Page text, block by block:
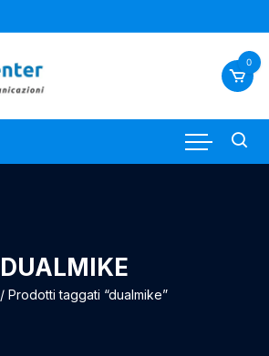
0
DUALMIKE
/ Prodotti taggati “dualmike”